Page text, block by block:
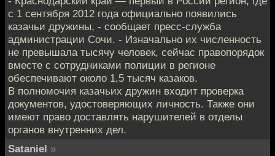
с 1 сентября 2012 года официально появились
казачьи дружины, - сообщает пресс-служба
администрации Сочи. - Изначально их численность
не превышала тысячу человек, сейчас правопорядок
вместе с сотрудниками полиции в регионе
обеспечивают около 1,5 тысяч казаков.
В полномочия казачьих дружин входит проверка
документов, удостоверяющих личность. Также они
имеют право доставлять нарушителей в отделы
органов внутренних дел.
Sataniel »